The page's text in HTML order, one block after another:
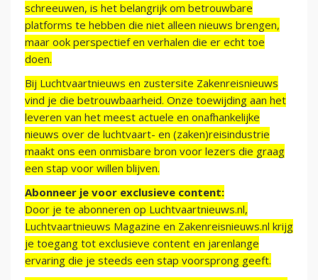
schreeuwen, is het belangrijk om betrouwbare
platforms te hebben die niet alleen nieuws brengen,
maar ook perspectief en verhalen die er echt toe
doen.
Bij Luchtvaartnieuws en zustersite Zakenreisnieuws
vind je die betrouwbaarheid. Onze toewijding aan het
leveren van het meest actuele en onafhankelijke
nieuws over de luchtvaart- en (zaken)reisindustrie
maakt ons een onmisbare bron voor lezers die graag
een stap voor willen blijven.
Abonneer je voor exclusieve content:
Door je te abonneren op Luchtvaartnieuws.nl,
Luchtvaartnieuws Magazine en Zakenreisnieuws.nl krijg
je toegang tot exclusieve content en jarenlange
ervaring die je steeds een stap voorsprong geeft.